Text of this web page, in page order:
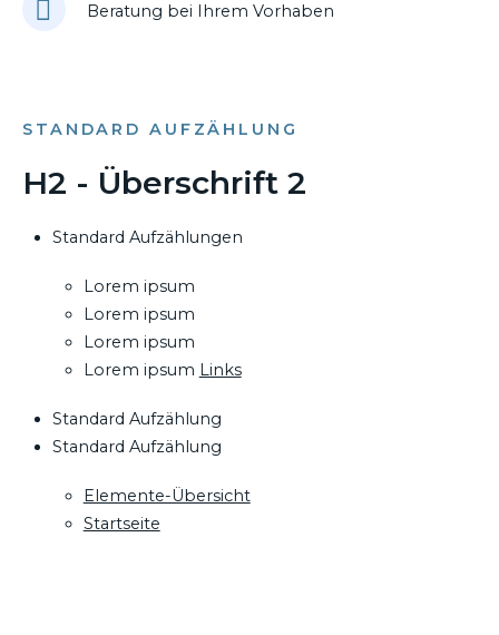
Beratung bei Ihrem Vorhaben
STANDARD AUFZÄHLUNG
H2 - Überschrift 2
Standard Aufzählungen
Lorem ipsum
Lorem ipsum
Lorem ipsum
Lorem ipsum Links
Standard Aufzählung
Standard Aufzählung
Elemente-Übersicht
Startseite